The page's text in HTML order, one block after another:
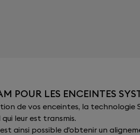
POUR LES ENCEINTES
de vos enceintes, la
leur est transmis.
est ainsi possible d'obtenir un